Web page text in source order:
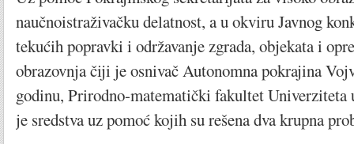
naučnoistraživačku delatnost, a u okviru Javnog
tekućih popravki i održavanje zgrada, objekata i
obrazovnja čiji je osnivač Autonomna pokrajina
godinu, Prirodno-matematički fakultet Univerziteta
je sredstva uz pomoć kojih su rešena dva krupna